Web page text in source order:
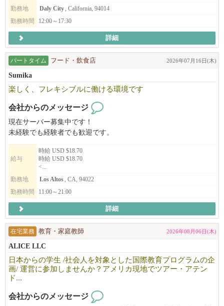
勤務地
Daly City, California, 94014
勤務時間
12:00～17:30
詳細
パートタイム フード・飲食店 2026年07月16日(木)
Sumika
楽しく、フレキシブルに働ける環境です
会社からのメッセージ
現在サーバー募集中です！
未経験でも経験者でも歓迎です。
給与
時給 USD $18.70
時給 USD $18.70
<...
勤務地
Los Altos, CA, 94022
勤務時間
11:00～21:00
詳細
在宅業務 教育・家庭教師 2026年08月06日(木)
ALICE LLC
日本からの学生 /社会人を対象とした国際教育プログラムの企
画/ 運営に参加しませんか？アメリカ現地でツアー・アテン
ド...
会社からのメッセージ